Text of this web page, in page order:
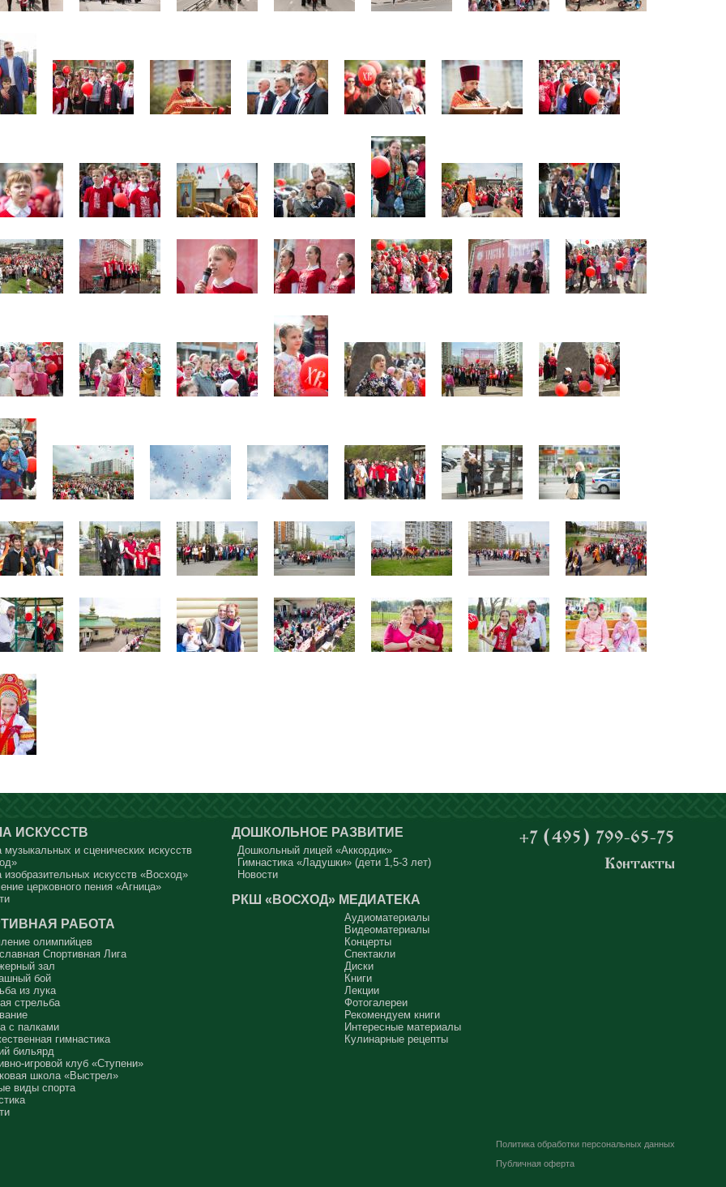
ИСКУССТВ
музыкальных и сценических искусств
изобразительных искусств «Восход»
церковного пения «Агница»
РАБОТА
олимпийцев
Спортивная Лига
зал
бой
из лука
стрельба
с палками
гимнастика
бильярд
игровой клуб «Ступени»
школа «Выстрел»
виды спорта
ДОШКОЛЬНОЕ РАЗВИТИЕ
Дошкольный лицей «Аккордик»
Гимнастика «Ладушки» (дети 1,5-3 лет)
Новости
РКШ «ВОСХОД» МЕДИАТЕКА
Аудиоматериалы
Видеоматериалы
Концерты
Спектакли
Диски
Книги
Лекции
Фотогалереи
Рекомендуем книги
Интересные материалы
Кулинарные рецепты
+7 (495) 799-65-75
Контакты
Политика обработки персональных данных
Публичная оферта